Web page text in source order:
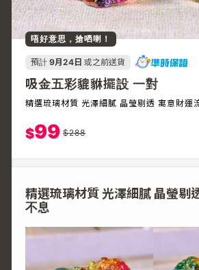
唔好意思，搶哂喇！
預計 9月24日 或之前送貨
吸金五彩貔貅擺設 一對
精選琉璃材質 光澤細膩 晶瑩剔透 寓意財運
$99 $288
精選琉璃材質 光澤細膩 晶瑩剔
不息